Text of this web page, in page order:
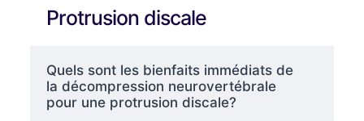
Protrusion discale
Quels sont les bienfaits immédiats de
la décompression neurovertébrale
pour une protrusion discale?